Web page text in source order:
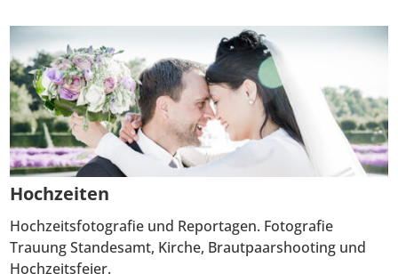
Hochzeiten
Hochzeitsfotografie und Reportagen. Fotografie
Trauung Standesamt, Kirche, Brautpaarshooting und
Hochzeitsfeier.